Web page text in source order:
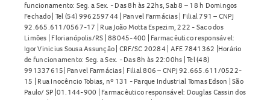
funcionamento: Seg. a Sex. - Das 8h às 22hs, Sab 8 – 18 h Domingos
Fechado | Tel (54) 996259744 | Panvel Farmácias | Filial 791 – CNPJ
92.665.611/0567-17 | Rua João Motta Espezim, 222 - Saco dos
Limões | Florianópolis/RS | 88045-400 | Farmacêutico responsável:
Igor Vinicius Sousa Assunção | CRF/SC 20284 | AFE 7841362 |Horário
de funcionamento: Seg. a Sex. - Das 8h às 22:00hs | Tel (48)
991337615| Panvel Farmácias | Filial 806 – CNPJ 92.665.611/0522-
15 | Rua Inocêncio Tobias, nº 131 - Parque Industrial Tomas Edson | São
Paulo/ SP |01.144-900 | Farmacêutico responsável: Douglas Cassin dos